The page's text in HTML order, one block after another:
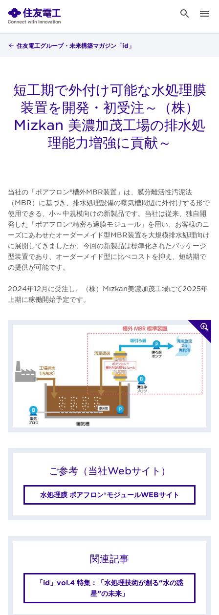
住友電工グループ・未来構築マガジン「id」
短工期で外付け可能な水処理膜
装置を開発・初受注～（株）
Mizkan 美濃加茂工場の排水処
理能力増強に貢献～
当社の「ポアフロン®槽外MBR装置」は、膜分離活性汚泥法
（MBR）に基づき、排水処理設備の曝気槽周辺に外付けする形で
使用できる、小～中規模向けの新製品です。当社は従来、独自開
発した「ポアフロン®精密ろ過膜モジュール」を用い、お客様のニ
ーズにあわせたオーダーメイド型MBR装置を大規模排水処理向け
に展開してきましたが、今回の新製品は標準化されたパッケージ
型装置であり、オーダーメイド型に比べコストを抑え、短納期で
の提供が可能です。
2024年12月に受注し、（株）Mizkan美濃加茂工場にて2025年
上期に稼働開始予定です。
ご参考（当社Webサイト）
水処理膜 ポアフロン®モジュールWEBサイト
関連記事
「id」vol.4 特集：「水処理技術が創る“水の惑
星”の未来」